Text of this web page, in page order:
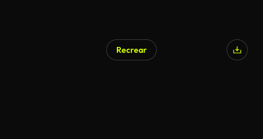
Recrear